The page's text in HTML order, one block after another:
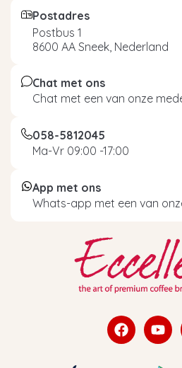
Postadres
Postbus 1
8600 AA Sneek, Nederland
Chat met ons
Chat met een van onze
058-5812045
Ma-Vr 09:00 -17:00
App met ons
Whats-app met een van